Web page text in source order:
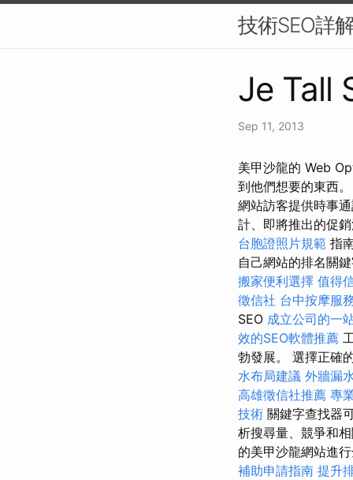
技術SEO詳
Je Tall
Sep 11, 2013
美甲沙龍的 Web
到他們想要的東西
網站訪客提供時事
計、即將推出的促
台胞證照片規範 指
自己網站的排名關
搬家便利選擇 值得
徵信社 台中按摩服
SEO 成立公司的一
效的SEO軟體推薦
勃發展。 選擇正確
水布局建議 外牆漏
高雄徵信社推薦 專
技術 關鍵字查找器
析搜尋量、競爭和
的美甲沙龍網站進
補助申請指南 提升